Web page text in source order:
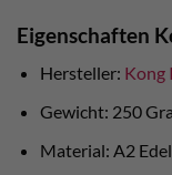
Eigenschaften
Hersteller: Kong
Gewicht: 250
Material: A2